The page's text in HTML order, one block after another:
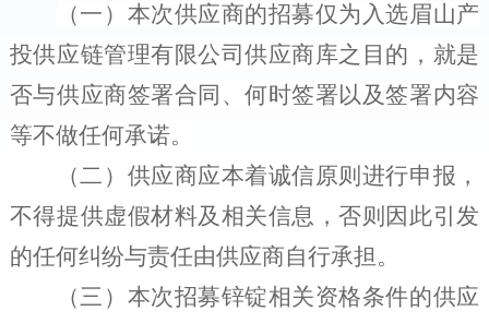
（一） 本次供应商的招募仅为入选眉山产
投供应链管理有限公司供应商库之目的，就是
否与供应商签署合同、何时签署以及签署内容
等不做任何承诺。
（二） 供应商应本着诚信原则进行申报，
不得提供虚假材料及相关信息，否则因此引发
的任何纠纷与责任由供应商自行承担。
（三） 本次招募锌锭相关资格条件的供应